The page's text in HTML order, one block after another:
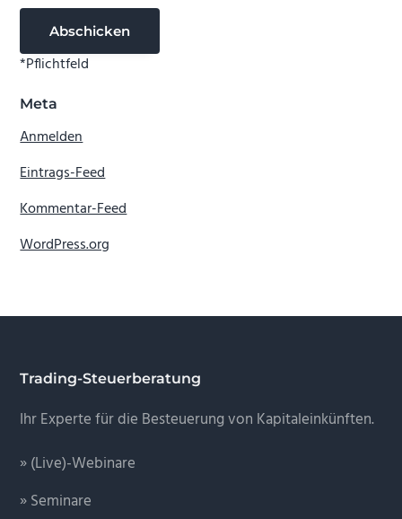
*Pflichtfeld
Meta
Anmelden
Eintrags-Feed
Kommentar-Feed
WordPress.org
Footer
Trading-Steuerberatung
Ihr Experte für die Besteuerung von Kapitaleinkünften.
» (Live)-Webinare
» Seminare